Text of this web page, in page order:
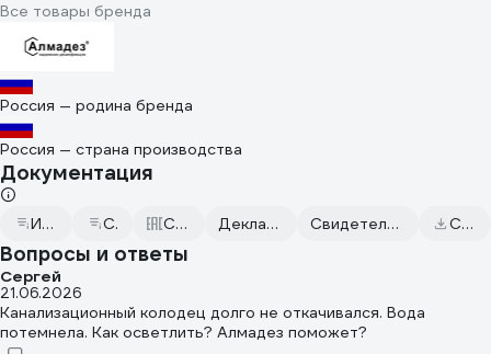
Все товары бренда
Россия — родина бренда
Россия — страна производства
Документация
Инструкция по применению Сертификат дилера Сертификаты соответствия Декларация о соответствии от 2022.10.20 Свидетельство о государственной регистрации от 2023.03.31 Скачать всю документацию
Вопросы и ответы
Сергей
21.06.2026
Канализационный колодец долго не откачивался. Вода
потемнела. Как осветлить? Алмадез поможет?